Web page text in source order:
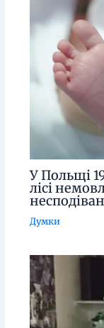
У Польщі
лісі
Думки